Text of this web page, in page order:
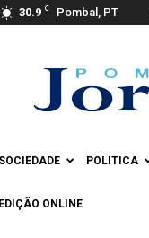
30.9 C Pombal, PT
Jornal
SOCIEDADE POLITICA
EDIÇÃO ONLINE